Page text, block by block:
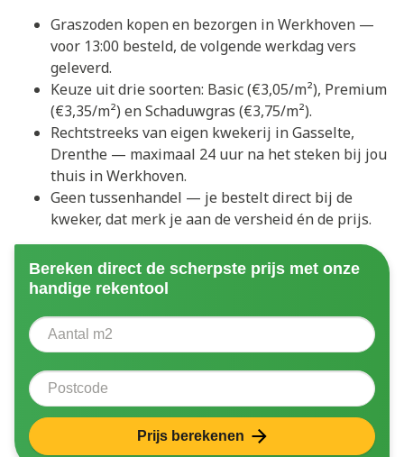
Graszoden kopen en bezorgen in Werkhoven —
voor 13:00 besteld, de volgende werkdag vers
geleverd.
Keuze uit drie soorten: Basic (€3,05/m²), Premium
(€3,35/m²) en Schaduwgras (€3,75/m²).
Rechtstreeks van eigen kwekerij in Gasselte,
Drenthe — maximaal 24 uur na het steken bij jou
thuis in Werkhoven.
Geen tussenhandel — je bestelt direct bij de
kweker, dat merk je aan de versheid én de prijs.
Bereken direct de scherpste prijs met onze
handige rekentool
Aantal vierkante meter
Postcode
Prijs berekenen